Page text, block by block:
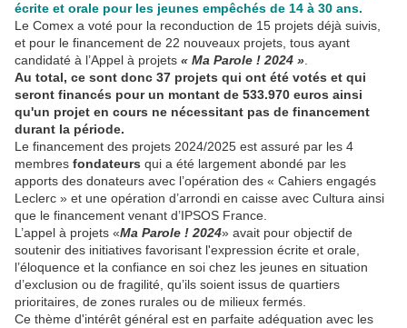
écrite et orale pour les jeunes empêchés de 14 à 30 ans.
Le Comex a voté pour la reconduction de 15 projets déjà suivis,
et pour le financement de 22 nouveaux projets, tous ayant
candidaté à l’Appel à projets « Ma Parole ! 2024 »
Au total, ce sont donc 37 projets qui ont été votés et qui
seront financés pour un montant de 533.970 euros ainsi
qu'un projet en cours ne nécessitant pas de financement
durant la période.
Le financement des projets 2024/2025 est assuré par les 4
membres fondateurs qui a été largement abondé par les
apports des donateurs avec l’opération des « Cahiers engagés
Leclerc » et une opération d’arrondi en caisse avec Cultura ainsi
que le financement venant d’IPSOS France.
L’appel à projets «Ma Parole ! 2024» avait pour objectif de
soutenir des initiatives favorisant l'expression écrite et orale,
l’éloquence et la confiance en soi chez les jeunes en situation
d’exclusion ou de fragilité, qu’ils soient issus de quartiers
prioritaires, de zones rurales ou de milieux fermés.
Ce thème d'intérêt général est en parfaite adéquation avec les